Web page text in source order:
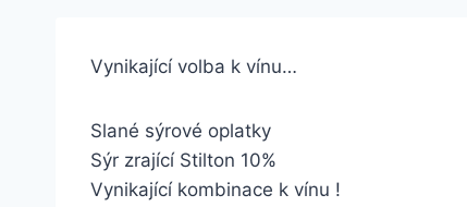
Vynikající volba k vínu…
Slané sýrové oplatky
Sýr zrající Stilton 10%
Vynikající kombinace k vínu !